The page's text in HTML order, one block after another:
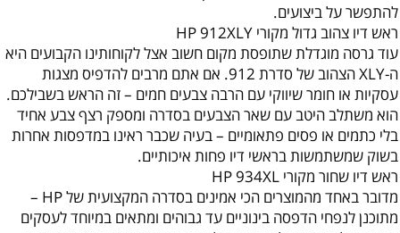
להתפשר על ביצועים.
‏ראש דיו צהוב גדול מקורי HP 912XLY
עוד גרסה מוגדלת שתופסת מקום חשוב אצל לקוחותינו הקבועים היא
ה-XLY הצהוב של סדרת 912. אם אתם מרבים להדפיס מצגות
עסקיות או חומר שיווקי עם הרבה צבעים חמים – זה הראש בשבילכם.
הוא משתלב היטב עם שאר הצבעים בסדרה ומספק רצף צבע אחיד
בלי כתמים או פסים פתאומיים – בעיה שכבר ראינו במדפסות אחרות
בשוק שמשתמשות בראשי דיו פחות איכותיים.
ראש דיו שחור מקורי HP 934XL
מדובר באחד מהמוצרים הכי אמינים בסדרה המקצועית של HP –
מתוכנן לנפחי הדפסה בינוניים עד גבוהים ומתאים במיוחד לעסקים